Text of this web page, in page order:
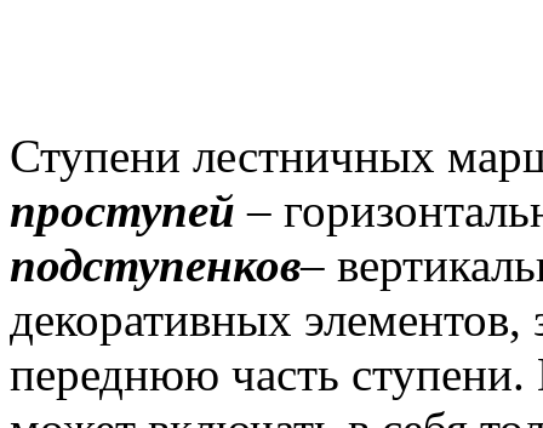
Ступени лестничных
проступей–
подступенков–
декоративных
переднюю часть ступени.